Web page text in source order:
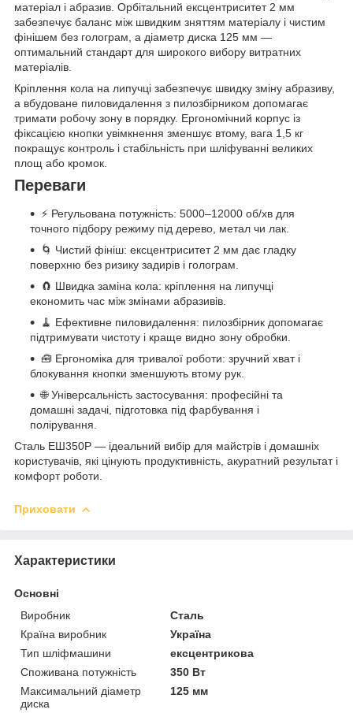
матеріал і абразив. Орбітальний ексцентриситет 2 мм
забезпечує баланс між швидким зняттям матеріалу і чистим
фінішем без голограм, а діаметр диска 125 мм —
оптимальний стандарт для широкого вибору витратних
матеріалів.
Кріплення кола на липучці забезпечує швидку зміну абразиву,
а вбудоване пиловидалення з пилозбірником допомагає
тримати робочу зону в порядку. Ергономічний корпус із
фіксацією кнопки увімкнення зменшує втому, вага 1,5 кг
покращує контроль і стабільність при шліфуванні великих
площ або кромок.
Переваги
⚡ Регульована потужність: 5000–12000 об/хв для
точного підбору режиму під дерево, метал чи лак.
🌀 Чистий фініш: ексцентриситет 2 мм дає гладку
поверхню без ризику задирів і голограм.
🧲 Швидка заміна кола: кріплення на липучці
економить час між змінами абразивів.
🧹 Ефективне пиловидалення: пилозбірник допомагає
підтримувати чистоту і краще видно зону обробки.
🧰 Ергономіка для тривалої роботи: зручний хват і
блокування кнопки зменшують втому рук.
🌐 Універсальність застосування: професійні та
домашні задачі, підготовка під фарбування і
полірування.
Сталь ЕШ350Р — ідеальний вибір для майстрів і домашніх
користувачів, які цінують продуктивність, акуратний результат і
комфорт роботи.
Приховати
Характеристики
Основні
Виробник
Сталь
Країна виробник
Україна
Тип шліфмашини
ексцентрикова
Споживана потужність
350 Вт
Максимальний діаметр
диска
125 мм